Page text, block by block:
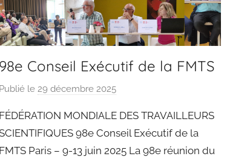
n
t
o
98e Conseil Exécutif de la FMTS
Publié le29 décembre 2025
r
J
o
FÉDÉRATION MONDIALE DES TRAVAILLEURS
98e Conseil Exécutif de la
FMTS Paris – 9-13 juin 2025 La 98e réunion du